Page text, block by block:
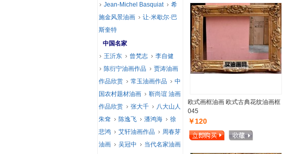
欧式画框油画 欧式古典花纹油画框
045
￥120
Jean-Michel Basquiat
希
施金风景油画
让·米歇尔·巴
斯奎特
中国名家
王沂东
曾梵志
李自健
陈衍宁油画作品
贾涛油画
作品欣赏
常玉油画作品
中
国农村题材油画
靳尚谊 油画
作品欣赏
张大千
八大山人
朱耷
陈逸飞 潘鸿海
徐
悲鸿
艾轩油画作品
周春芽
油画
吴冠中
当代名家油画